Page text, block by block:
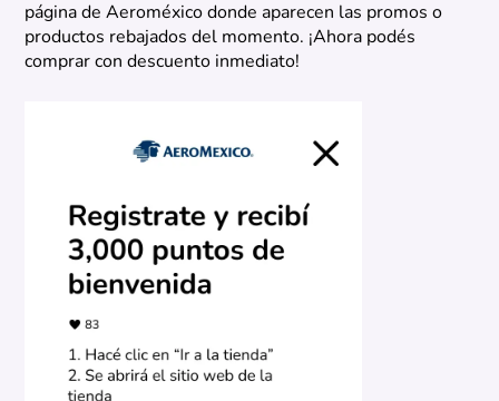
página de Aeroméxico donde aparecen las promos o
productos rebajados del momento. ¡Ahora podés
comprar con descuento inmediato!